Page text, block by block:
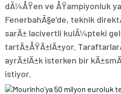
dÃ¼ÅŸen ve ÅŸampiyonluk
FenerbahÃ§e’de, teknik
sarÄ± lacivertli kulÃ¼pteki
tartÄ±ÅŸÄ±lÄ±yor.
ayrÄ±lÄ±k isterken bir
istiyor.